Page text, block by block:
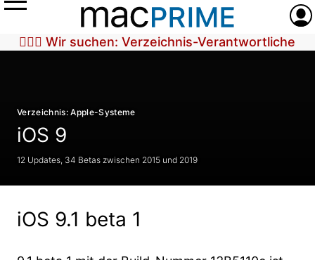
Menü
🕵🏼‍♀️ Wir suchen: Verzeichnis-Verantwortliche
Verzeichnis: Apple-Systeme
iOS 9
12 Updates, 34 Betas zwischen 2015 und 2019
iOS 9.1 beta 1